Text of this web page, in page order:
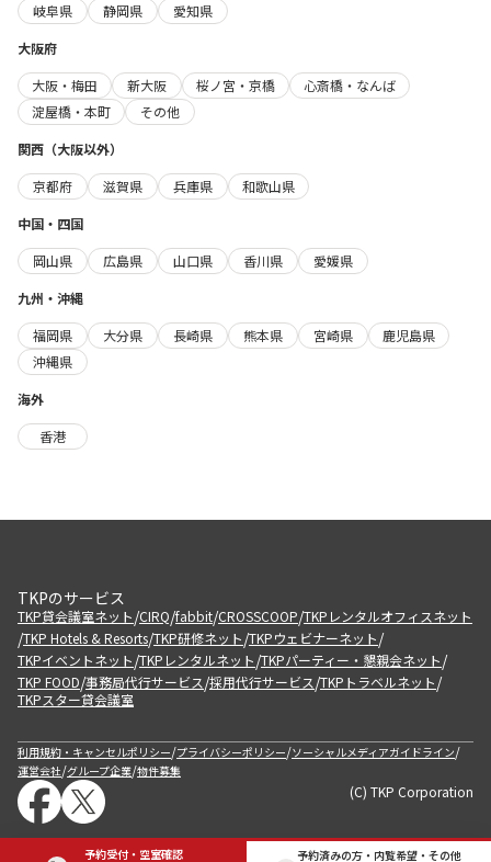
予約受付・空室確認 予約済みの方・内覧希望・その他
岐阜県
静岡県
愛知県
大阪府
大阪・梅田
新大阪 桜ノ宮・京橋
心斎橋・なんば
淀屋橋・本町
その他
関西（大阪以外）
京都府
滋賀県 兵庫県
和歌山県
中国・四国
岡山県
広島県 山口県 香川県
愛媛県
九州・沖縄
福岡県
大分県 長崎県 熊本県 宮崎県
鹿児島県
沖縄県
海外
香港
TKPのサービス
TKP貸会議室ネット/CIRQ/fabbit/CROSSCOOP/TKPレンタルオフィスネット
/TKP Hotels & Resorts/TKP研修ネット/TKPウェビナーネット/
TKPイベントネット/TKPレンタルネット/TKPパーティー・懇親会ネット/
TKP FOOD/事務局代行サービス/採用代行サービス/TKPトラベルネット/
TKPスター貸会議室
利用規約・キャンセルポリシー/プライバシーポリシー/ソーシャルメディアガイドライン/
運営会社/グループ企業/物件募集
(C) TKP Corporation